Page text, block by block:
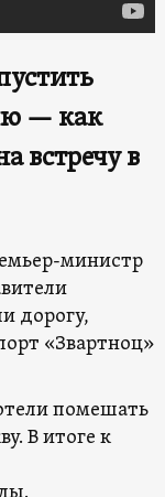
— как
встречу в
министр
дорогу,
«Звартноц»
помешать
В итоге к